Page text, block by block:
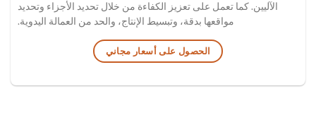
الآليين. كما تعمل على تعزيز الكفاءة من خلال تحديد الأجزاء وتحديد
مواقعها بدقة، وتبسيط الإنتاج، والحد من العمالة اليدوية.
الحصول على أسعار مجاني